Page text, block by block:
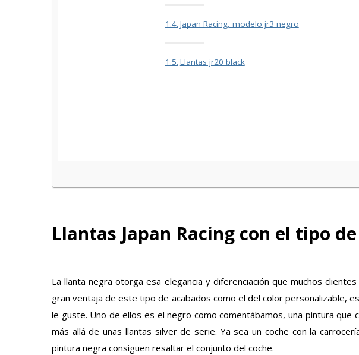
Japan Racing, modelo jr3 negro
Llantas jr20 black
Llantas Japan Racing con el tipo
La llanta negra otorga esa elegancia y diferenciación que muchos
gran ventaja de este tipo de acabados como el del color personalizable,
le guste. Uno de ellos es el negro como comentábamos, una pintura que
más allá de unas llantas silver de serie. Ya sea un coche con la
pintura negra consiguen resaltar el conjunto del coche.